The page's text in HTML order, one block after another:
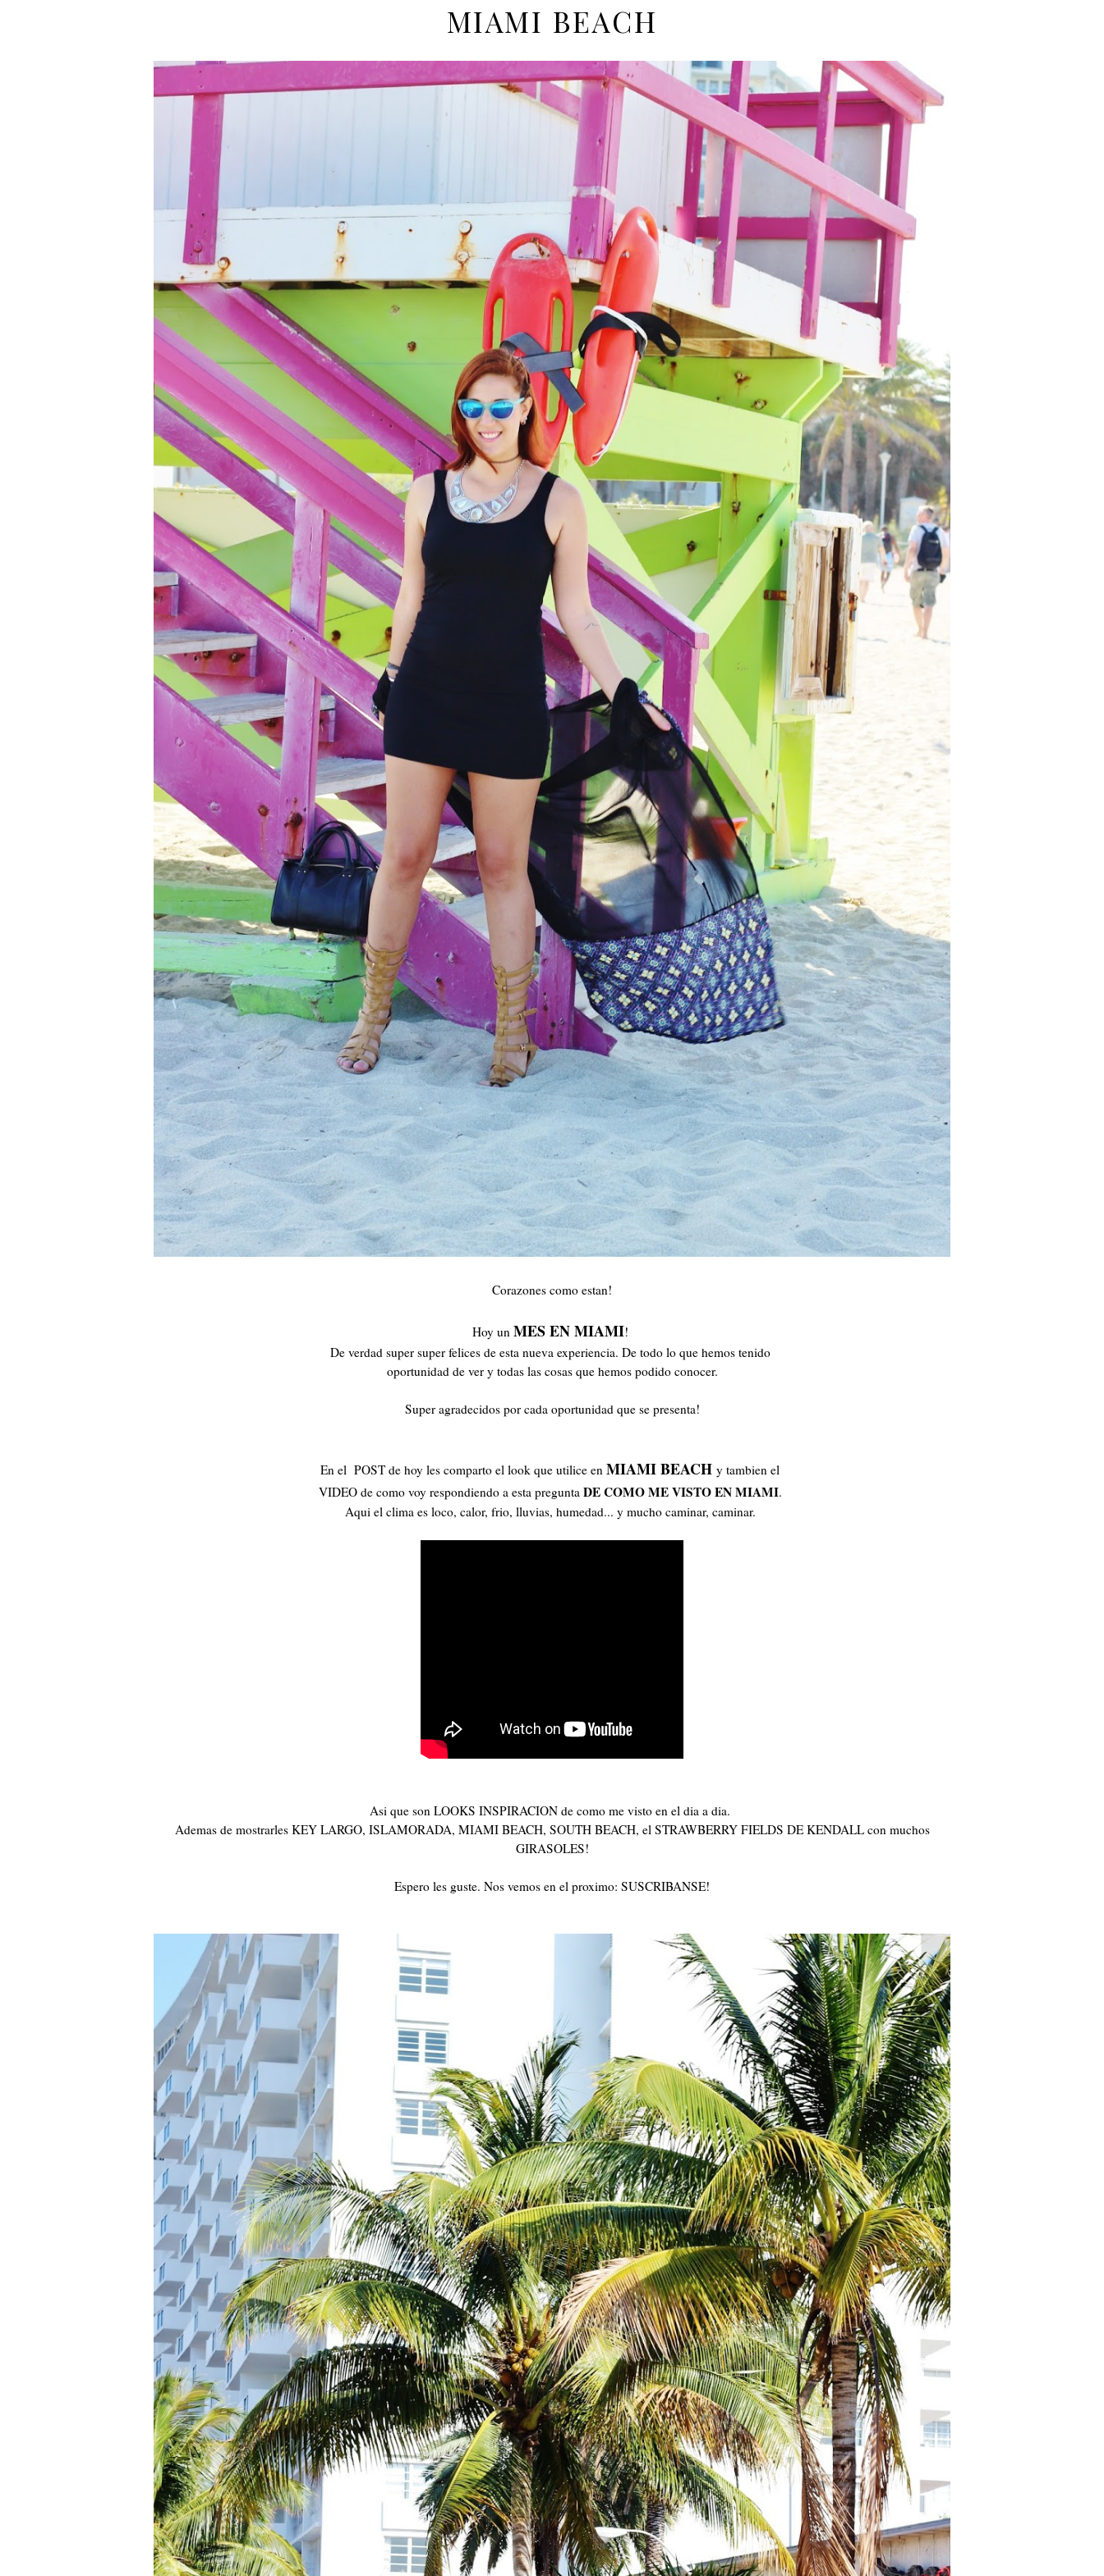
MIAMI BEACH
Corazones como estan!
Hoy un MES EN MIAMI!
De verdad super super felices de esta nueva experiencia. De todo lo que hemos tenido
oportunidad de ver y todas las cosas que hemos podido conocer.
Super agradecidos por cada oportunidad que se presenta!
En el POST de hoy les comparto el look que utilice en MIAMI BEACH y tambien el
VIDEO de como voy respondiendo a esta pregunta DE COMO ME VISTO EN MIAMI.
Aqui el clima es loco, calor, frio, lluvias, humedad... y mucho caminar, caminar.
Asi que son LOOKS INSPIRACION de como me visto en el dia a dia.
Ademas de mostrarles KEY LARGO, ISLAMORADA, MIAMI BEACH, SOUTH BEACH, el STRAWBERRY FIELDS DE KENDALL con muchos
GIRASOLES!
Espero les guste. Nos vemos en el proximo: SUSCRIBANSE!